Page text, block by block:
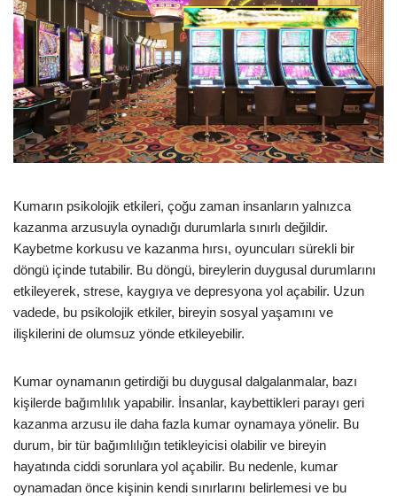
Kumarın psikolojik etkileri, çoğu zaman insanların yalnızca
kazanma arzusuyla oynadığı durumlarla sınırlı değildir.
Kaybetme korkusu ve kazanma hırsı, oyuncuları sürekli bir
döngü içinde tutabilir. Bu döngü, bireylerin duygusal durumlarını
etkileyerek, strese, kaygıya ve depresyona yol açabilir. Uzun
vadede, bu psikolojik etkiler, bireyin sosyal yaşamını ve
ilişkilerini de olumsuz yönde etkileyebilir.
Kumar oynamanın getirdiği bu duygusal dalgalanmalar, bazı
kişilerde bağımlılık yapabilir. İnsanlar, kaybettikleri parayı geri
kazanma arzusu ile daha fazla kumar oynamaya yönelir. Bu
durum, bir tür bağımlılığın tetikleyicisi olabilir ve bireyin
hayatında ciddi sorunlara yol açabilir. Bu nedenle, kumar
oynamadan önce kişinin kendi sınırlarını belirlemesi ve bu